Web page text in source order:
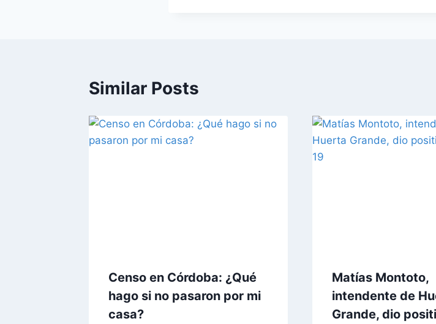
Similar Posts
Censo en Córdoba: ¿Qué
hago si no pasaron por mi
casa?
Matías Montoto,
intendente de
Grande, dio